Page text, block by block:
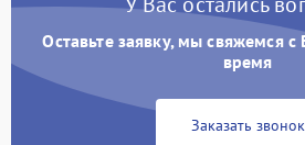
Оставьте заявку, мы свяжемся
время
Заказать звонок